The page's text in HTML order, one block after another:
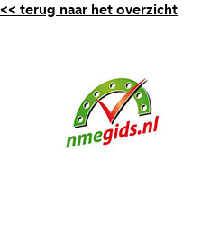
<< terug naar het overzicht